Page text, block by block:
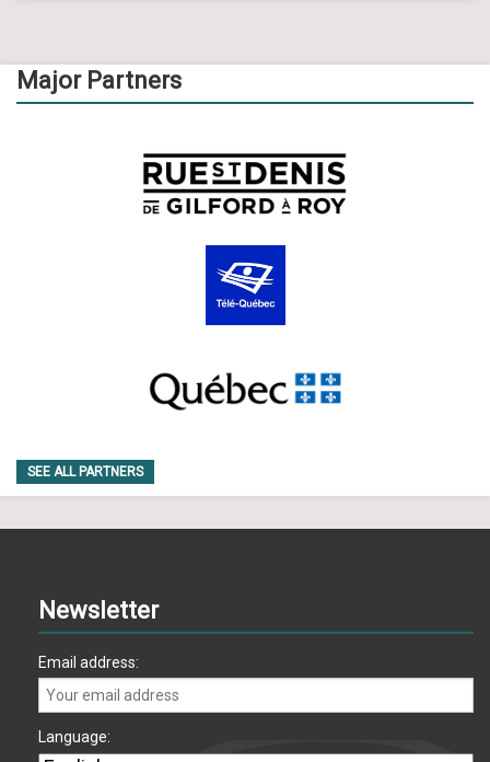
Major Partners
SEE ALL PARTNERS
Newsletter
Email address:
Language: